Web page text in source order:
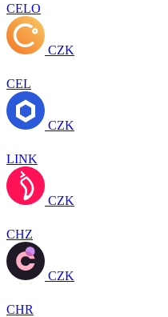
CELO
CZK
CEL
CZK
LINK
CZK
CHZ
CZK
CHR